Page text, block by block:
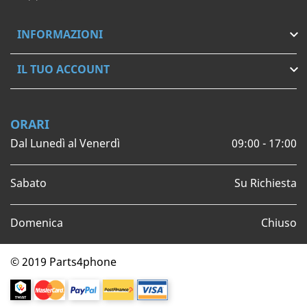
INFORMAZIONI 
IL TUO ACCOUNT 
ORARI
Dal Lunedì al Venerdì 09:00 - 17:00
Sabato Su Richiesta
Domenica Chiuso
© 2019 Parts4phone